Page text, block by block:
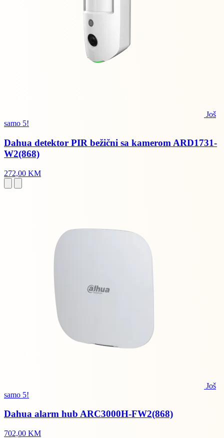
Još
samo 5!
Dahua detektor PIR bežični sa kamerom ARD1731-
W2(868)
272,00 KM
Još
samo 5!
Dahua alarm hub ARC3000H-FW2(868)
702,00 KM